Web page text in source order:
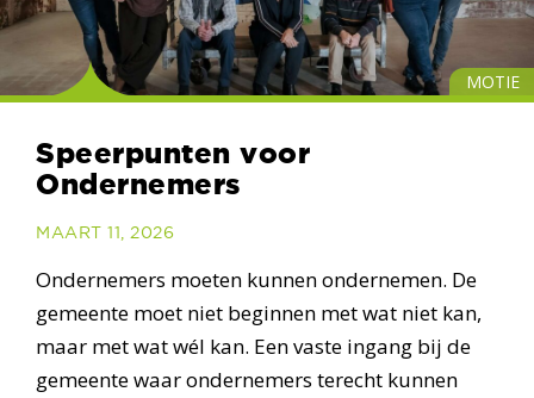
MOTIE
Speerpunten voor
Ondernemers
MAART 11, 2026
Ondernemers moeten kunnen ondernemen. De
gemeente moet niet beginnen met wat niet kan,
maar met wat wél kan. Een vaste ingang bij de
gemeente waar ondernemers terecht kunnen